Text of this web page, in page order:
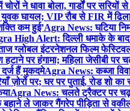
ने धावा बोला, गार्डों पर
घायल; VIP रौब से FIR में
कम हुई’Agra News: घटिया
High Alert: दिल्ली धमाके के
ग्लोबल इंटरनेशनल फिल्म फेस्टिवल
पर हंगामा; महिला जेसीबी पर
दर्ज हैं मुकदमेAgra News: कब्जा
ज़ोरों पर; घर पर पुताई, रोड शो
Agra News: चलते ट्रैक्टर पर
ले जाकर गैंगरेप पीड़िता से वकील